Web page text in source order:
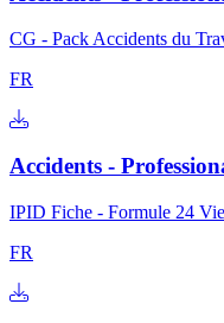
CG - Pack Accidents du
FR
Accidents -
IPID Fiche - Formule 24
FR